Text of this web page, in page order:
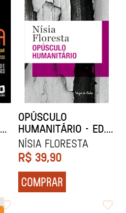
OPÚSCULO
HUMANITÁRIO - ED.
BOLSO
Nísia Floresta
R$ 39,90
COMPRAR